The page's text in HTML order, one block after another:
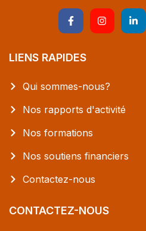
LIENS RAPIDES
Qui sommes-nous?
Nos rapports d'activité
Nos formations
Nos soutiens financiers
Contactez-nous
CONTACTEZ-NOUS